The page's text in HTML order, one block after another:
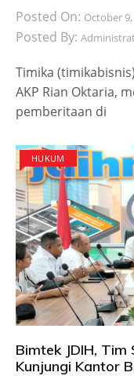
Posted On: October
Posted By:
Timika
AKP Rian Oktaria,
pemberitaan di
HUKUM
Bimtek JDIH,
Kunjungi Kantor